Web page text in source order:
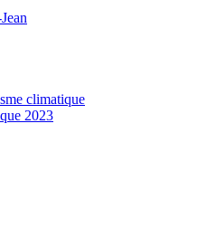
climatique
2023